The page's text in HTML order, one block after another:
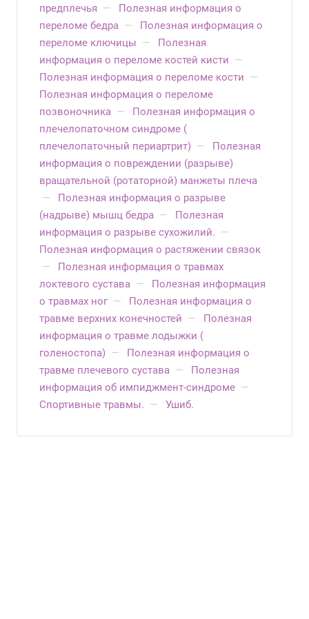
предплечья —
Полезная информация о
переломе бедра —
Полезная информация о
переломе ключицы —
Полезная
информация о переломе костей кисти —
Полезная информация о переломе кости —
Полезная информация о переломе
позвоночника —
Полезная информация о
плечелопаточном синдроме (
плечелопаточный периартрит) —
Полезная
информация о повреждении (разрыве)
вращательной (ротаторной) манжеты плеча
—
Полезная информация о разрыве
(надрыве) мышц бедра —
Полезная
информация о разрыве сухожилий. —
Полезная информация о растяжении связок
—
Полезная информация о травмах
локтевого сустава —
Полезная информация
о травмах ног —
Полезная информация о
травме верхних конечностей —
Полезная
информация о травме лодыжки (
голеностопа) —
Полезная информация о
травме плечевого сустава —
Полезная
информация об импиджмент-синдроме —
Спортивные травмы. — Ушиб.